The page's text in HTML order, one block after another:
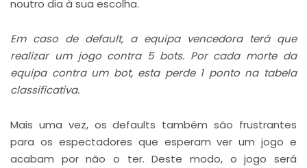
noutro dia à sua escolha.
Em caso de default, a equipa vencedora terá que
realizar um jogo contra 5 bots. Por cada morte da
equipa contra um bot, esta perde 1 ponto na tabela
classificativa.
Mais uma vez, os defaults também são frustrantes
para os espectadores que esperam ver um jogo e
acabam por não o ter. Deste modo, o jogo será